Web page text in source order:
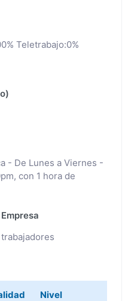
Teletrabajo:0%
- De Lunes a Viernes -
con 1 hora de
Nivel